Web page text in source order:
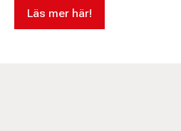
Läs mer här!